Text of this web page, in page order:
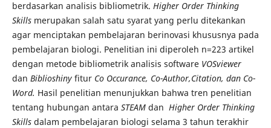
berdasarkan analisis bibliometrik. Higher Order Thinking
Skillsmerupakan salah satu syarat yang perlu ditekankan
agar menciptakan pembelajaran berinovasi khususnya pada
pembelajaran biologi. Penelitian ini diperoleh n=223 artikel
dengan metode bibliometrik analisis software VOSviewer
dan Biblioshiny fiturCo Occurance, Co-Author,Citation, dan Co-
Word. Hasil penelitian menunjukkan bahwa tren penelitian
tentang hubungan antara STEAM dan Higher Order Thinking
Skillsdalam pembelajaran biologi selama 3 tahun terakhir